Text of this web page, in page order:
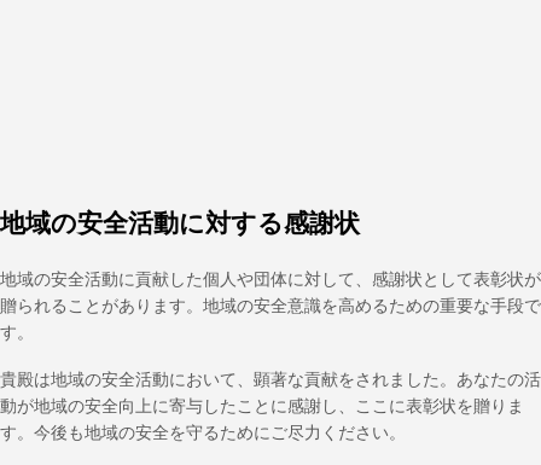
地域の安全活動に対する感謝状
地域の安全活動に貢献した個人や団体に対して、感謝状として表彰状が
贈られることがあります。地域の安全意識を高めるための重要な手段で
す。
貴殿は地域の安全活動において、顕著な貢献をされました。あなたの活
動が地域の安全向上に寄与したことに感謝し、ここに表彰状を贈りま
す。今後も地域の安全を守るためにご尽力ください。